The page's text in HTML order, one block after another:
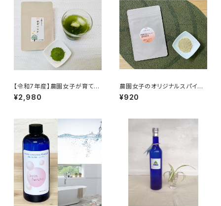
【令和7年産】農園女子が育てた
桑茶パウダー(50g) ※徳用サ
イズ 手軽にヘルシー生活 ス
♪
¥2,980
農園女子のオリジナルスパイ
ス マカジンジャー 15g 安
心野菜 高知県四万十市 やま
¥920